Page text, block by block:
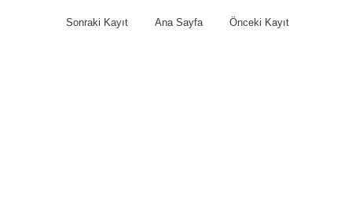
Sonraki Kayıt Önceki Kayıt
Ana Sayfa